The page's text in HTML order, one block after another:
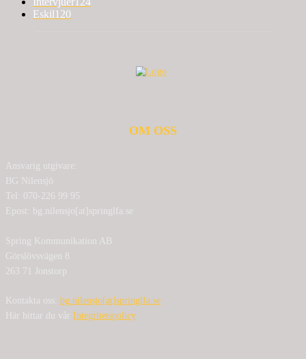
Eskil120
OM OSS
Ansvarig utgivare:
BG Nilensjö
Tel: 070-226 99 95
Epost: bg.nilensjo[at]springlfa.se
Spring Kommunikation AB
Görslövsvägen 8
263 71 Jonstorp
Kontakta oss: bg.nilensjo[at]springlfa.se
Här hittar du vår Integritetspolicy